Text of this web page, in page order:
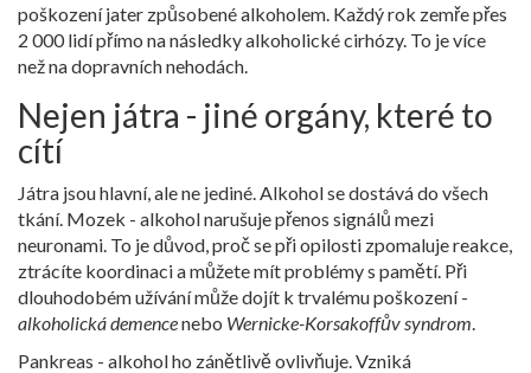
poškození jater způsobené alkoholem. Každý rok zemře přes
2 000 lidí přímo na následky alkoholické cirhózy. To je více
než na dopravních nehodách.
Nejen játra - jiné orgány, které to
cítí
Játra jsou hlavní, ale ne jediné. Alkohol se dostává do všech
tkání. Mozek - alkohol narušuje přenos signálů mezi
neuronami. To je důvod, proč se při opilosti zpomaluje reakce,
ztrácíte koordinaci a můžete mít problémy s pamětí. Při
dlouhodobém užívání může dojít k trvalému poškození -
alkoholická demencenebo Wernicke-Korsakoffův syndrom
Pankreas - alkohol ho zánětlivě ovlivňuje. Vzniká